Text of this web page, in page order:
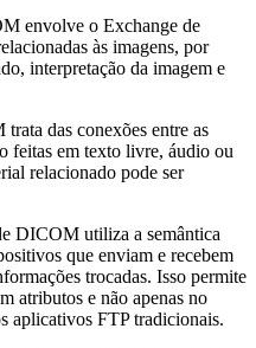
envolve o Exchange de
às imagens, por
interpretação da imagem e
das conexões entre as
feitas em texto livre, áudio ou
relacionado pode ser
DICOM utiliza a semântica
que enviam e recebem
trocadas. Isso permite
atributos e não apenas no
aplicativos FTP tradicionais.